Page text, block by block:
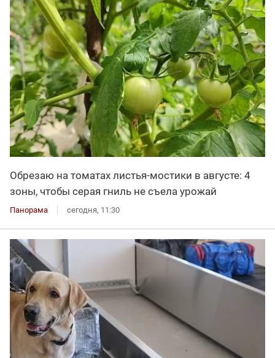
Обрезаю на томатах листья-мостики в августе: 4
зоны, чтобы серая гниль не съела урожай
Панорама сегодня, 11:30